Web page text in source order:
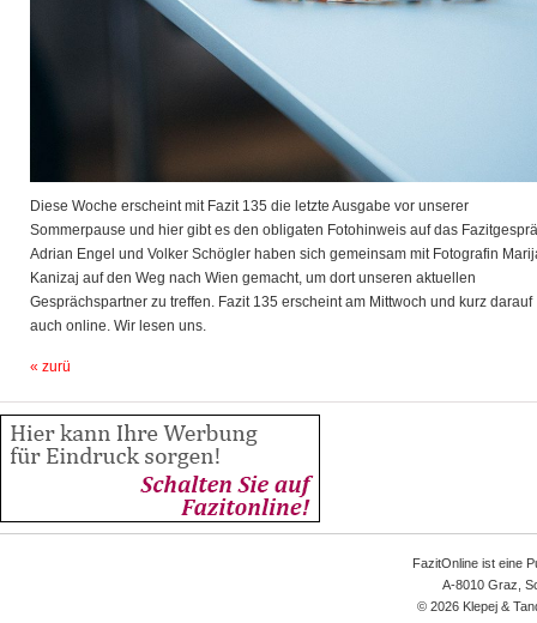
Diese Woche erscheint mit Fazit 135 die letzte Ausgabe vor unserer
Sommerpause und hier gibt es den obligaten Fotohinweis auf das
Adrian Engel und Volker Schögler haben sich gemeinsam mit Fotografin
Kanizaj auf den Weg nach Wien gemacht, um dort unseren aktuellen
Gesprächspartner zu treffen. Fazit 135 erscheint am Mittwoch und kurz darauf
auch online. Wir lesen uns.
« zurü
FazitOnline ist eine
A-8010 Graz,
© 2026 Klepej &